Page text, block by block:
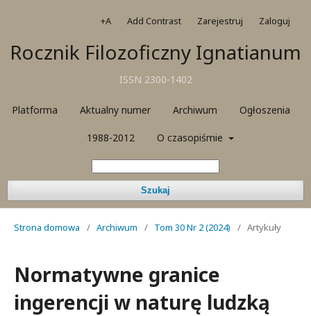
Rocznik Filozoficzny Ignatianum
ISSN 2300-1402
Platforma Aktualny numer Archiwum Ogłoszenia
1988-2012 O czasopiśmie
Szukaj
+A Add Contrast Zarejestruj Zaloguj
Strona domowa / Archiwum / Tom 30 Nr 2 (2024) / Artykuły
Normatywne granice
ingerencji w naturę ludzką